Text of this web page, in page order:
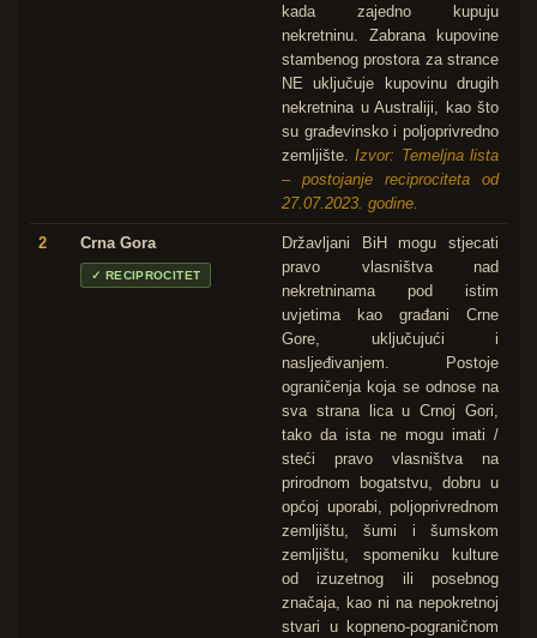
kada zajedno kupuju
nekretninu. Zabrana kupovine
stambenog prostora za strance
NE uključuje kupovinu drugih
nekretnina u Australiji, kao što
su građevinsko i poljoprivredno
zemljište.Izvor: Temeljna lista
– postojanje reciprociteta od
27.07.2023. godine.
2 Crna Gora
✓ RECIPROCITET
Državljani BiH mogu stjecati
pravo vlasništva nad
nekretninama pod istim
uvjetima kao građani Crne
Gore, uključujući i
nasljeđivanjem. Postoje
ograničenja koja se odnose na
sva strana lica u Crnoj Gori,
tako da ista ne mogu imati /
steći pravo vlasništva na
prirodnom bogatstvu, dobru u
općoj uporabi, poljoprivrednom
zemljištu, šumi i šumskom
zemljištu, spomeniku kulture
od izuzetnog ili posebnog
značaja, kao ni na nepokretnoj
stvari u kopneno-pograničnom